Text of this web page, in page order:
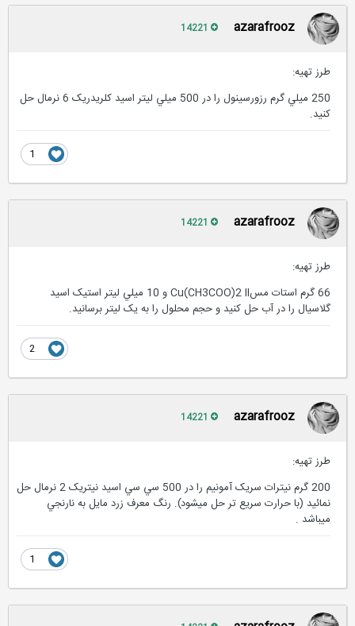
azarafrooz
طرز تهیه:
250 ميلي گرم رزورسينول را در 500 ميلي ليتر اسيد کلريدريک 6 نرمال حل
کنيد.
azarafrooz
طرز تهیه:
66 گرم استات مسCu(CH3COO)2 II و 10 ميلي ليتر استيک اسيد
گلاسيال را در آب حل کنيد و حجم محلول را به يک ليتر برسانيد.
azarafrooz
طرز تهیه:
200 گرم نيترات سريک آمونيم را در 500 سي سي اسيد نيتريک 2 نرمال حل
نمائيد (با حرارت سريع تر حل ميشود). رنگ معرف زرد مايل به نارنجي
ميباشد .